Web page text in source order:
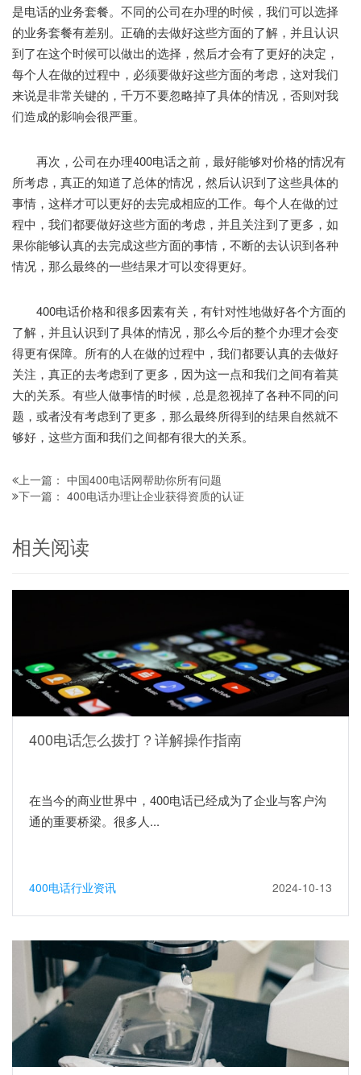
是电话的业务套餐。不同的公司在办理的时候，我们可以选择
的业务套餐有差别。正确的去做好这些方面的了解，并且认识
到了在这个时候可以做出的选择，然后才会有了更好的决定，
每个人在做的过程中，必须要做好这些方面的考虑，这对我们
来说是非常关键的，千万不要忽略掉了具体的情况，否则对我
们造成的影响会很严重。
再次，公司在办理400电话之前，最好能够对价格的情况有
所考虑，真正的知道了总体的情况，然后认识到了这些具体的
事情，这样才可以更好的去完成相应的工作。每个人在做的过
程中，我们都要做好这些方面的考虑，并且关注到了更多，如
果你能够认真的去完成这些方面的事情，不断的去认识到各种
情况，那么最终的一些结果才可以变得更好。
400电话价格和很多因素有关，有针对性地做好各个方面的
了解，并且认识到了具体的情况，那么今后的整个办理才会变
得更有保障。所有的人在做的过程中，我们都要认真的去做好
关注，真正的去考虑到了更多，因为这一点和我们之间有着莫
大的关系。有些人做事情的时候，总是忽视掉了各种不同的问
题，或者没有考虑到了更多，那么最终所得到的结果自然就不
够好，这些方面和我们之间都有很大的关系。
上一篇： 中国400电话网帮助你所有问题
下一篇： 400电话办理让企业获得资质的认证
相关阅读
400电话怎么拨打？详解操作指南
在当今的商业世界中，400电话已经成为了企业与客户沟
通的重要桥梁。很多人...
400电话行业资讯 2024-10-13